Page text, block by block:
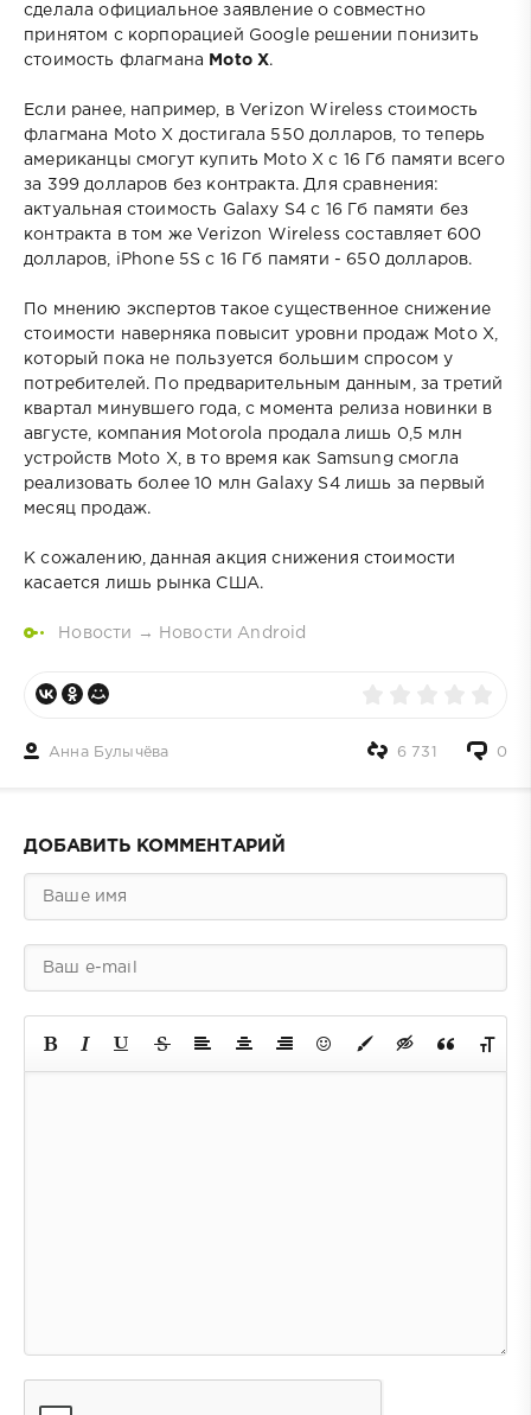
сделала официальное заявление о совместно
принятом с корпорацией Google решении понизить
стоимость флагмана
Moto X.
Если ранее, например, в Verizon Wireless стоимость
флагмана Moto X достигала 550 долларов, то теперь
американцы смогут купить Moto X с 16 Гб памяти всего
за 399 долларов без контракта. Для сравнения:
актуальная стоимость Galaxy S4 с 16 Гб памяти без
контракта в том же Verizon Wireless составляет 600
долларов, iPhone 5S с 16 Гб памяти - 650 долларов.
По мнению экспертов такое существенное снижение
стоимости наверняка повысит уровни продаж Moto X,
который пока не пользуется большим спросом у
потребителей. По предварительным данным, за третий
квартал минувшего года, с момента релиза новинки в
августе, компания Motorola продала лишь 0,5 млн
устройств Moto X, в то время как Samsung смогла
реализовать более 10 млн Galaxy S4 лишь за первый
месяц продаж.
К сожалению, данная акция снижения стоимости
касается лишь рынка США.
Новости → Новости Android
Анна Булычёва 0
6 731
ДОБАВИТЬ КОММЕНТАРИЙ